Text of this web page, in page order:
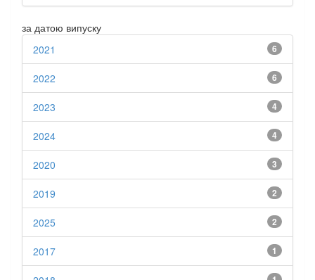
за датою випуску
6
2021
6
2022
4
2023
4
2024
3
2020
2
2019
2
2025
1
2017